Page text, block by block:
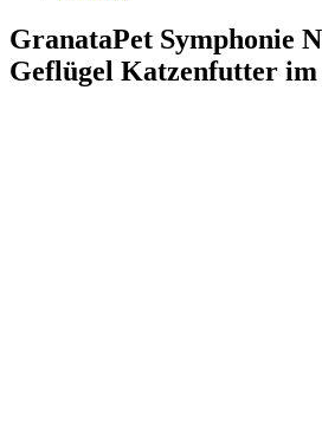
GranataPet Symphonie
Geflügel Katzenfutter im